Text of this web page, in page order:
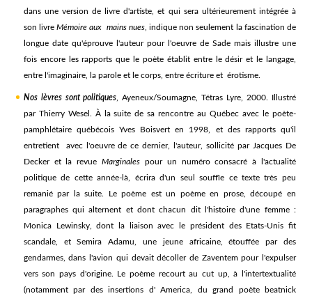
dans une version de livre d'artiste, et qui sera ultérieurement intégrée à
son livreMémoire aux mains nues, indique non seulement la fascination de
longue date qu'éprouve l'auteur pour l'oeuvre de Sade mais illustre une
fois encore les rapports que le poète établit entre le désir et le langage,
entre l'imaginaire, la parole et le corps, entre écriture et érotisme.
Nos lèvres sont politiques , Ayeneux/Soumagne, Tétras Lyre, 2000. Illustré
par Thierry Wesel. À la suite de sa rencontre au Québec avec le poète-
pamphlétaire québécois Yves Boisvert en 1998, et des rapports qu'il
entretient avec l'oeuvre de ce dernier, l'auteur, sollicité par Jacques De
Decker et la revueMarginales pour un numéro consacré à l'actualité
politique de cette année-là, écrira d'un seul souffle ce texte très peu
remanié par la suite. Le poème est un poème en prose, découpé en
paragraphes qui alternent et dont chacun dit l'histoire d'une femme :
Monica Lewinsky, dont la liaison avec le président des Etats-Unis fit
scandale, et Semira Adamu, une jeune africaine, étouffée par des
gendarmes, dans l'avion qui devait décoller de Zaventem pour l'expulser
vers son pays d'origine. Le poème recourt au cut up, à l'intertextualité
(notamment par des insertions d' America, du grand poète beatnick